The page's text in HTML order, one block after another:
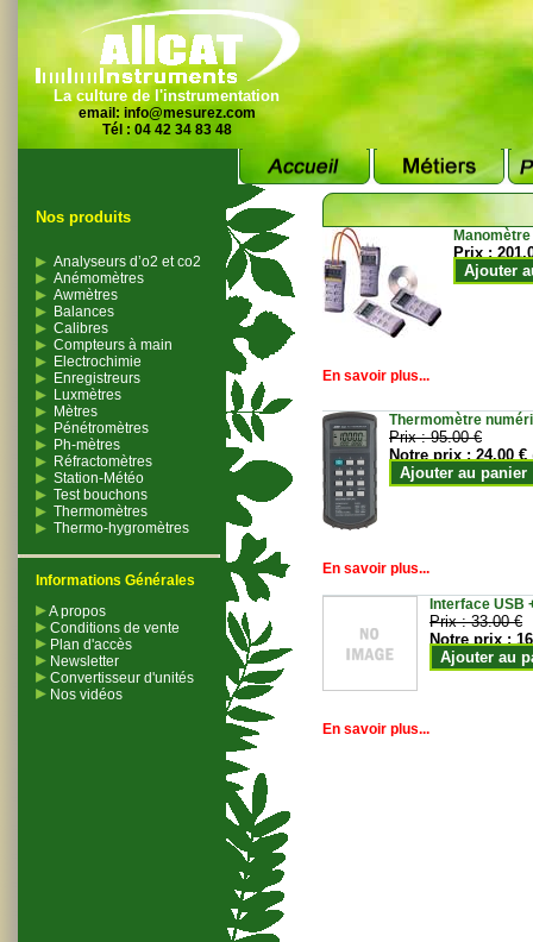
La culture de l'instrumentation
email: info@mesurez.com
Tél : 04 42 34 83 48
Nos produits
Analyseurs d’o2 et co2
Anémomètres
Awmètres
Balances
Calibres
Compteurs à main
Electrochimie
Enregistreurs
Luxmètres
Mètres
Pénétromètres
Ph-mètres
Réfractomètres
Station-Météo
Test bouchons
Thermomètres
Thermo-hygromètres
Informations Générales
A propos
Conditions de vente
Plan d'accès
Newsletter
Convertisseur d'unités
Nos vidéos
Prix :
Ajouter
En savoir plus...
Thermomètre
Prix :95.00 €
Notre prix :24.00 €
Ajouter au panier
En savoir plus...
Interface USB
Prix :33.00 €
Notre prix :
Ajouter au
En savoir plus...